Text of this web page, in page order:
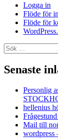
Logga in
Flöde för
Flöde för
Sök
efter:
Senaste
Personlig
hellenius
Mail till
wordpress